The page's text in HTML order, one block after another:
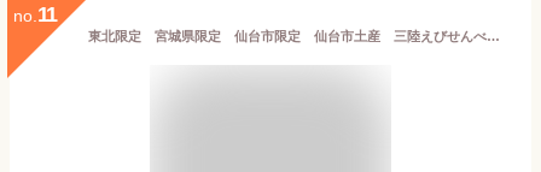
no. 11
東北限定 宮城県限定 仙台市限定 仙台市土産 三陸えびせんべい 海老 SANRIKU SENBEI 三陸産の塩 三陸産ぶどうえび使用 焼菓子 27個 海老煎餅 えびせんべい 海老せんべい